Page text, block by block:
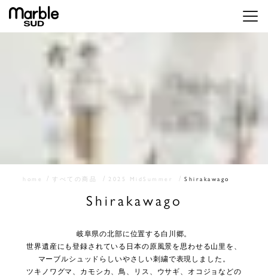
メニ
home すべての商品 2025 MidSummer Shirakawago
Shirakawago
岐阜県の北部に位置する白川郷。
世界遺産にも登録されている日本の原風景を思わせる山里を、
マーブルシュッドらしいやさしい刺繍で表現しました。
ツキノワグマ、カモシカ、鳥、リス、ウサギ、オコジョなどの